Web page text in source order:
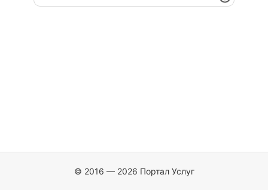
© 2016 — 2026 Портал Услуг